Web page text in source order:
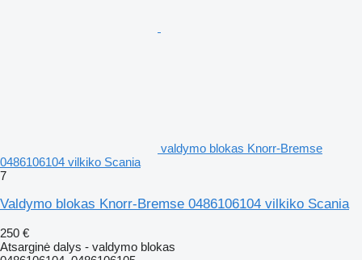
valdymo blokas Knorr-Bremse
0486106104 vilkiko Scania
7
Valdymo blokas Knorr-Bremse 0486106104 vilkiko Scania
250 €
Atsarginė dalys - valdymo blokas